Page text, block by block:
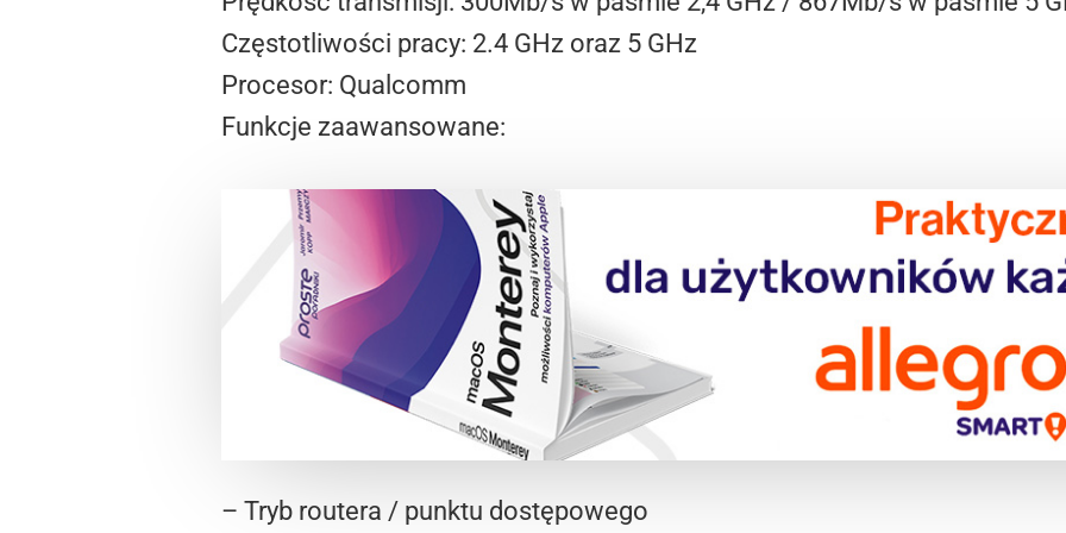
Częstotliwości pracy: 2.4 GHz oraz 5 GHz
Procesor: Qualcomm
Funkcje zaawansowane:
– Tryb routera / punktu dostępowego